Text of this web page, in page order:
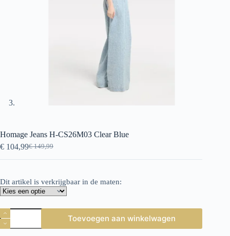
Homage Jeans H-CS26M03 Clear Blue
€149,99
Oorspronkelijke
prijs
€ 149,99.
€ 104,99Huidige
prijs
€ 104,99.
Dit artikel is verkrijgbaar in de maten:
Homage
Jeans
H-
Toevoegen aan winkelwagen